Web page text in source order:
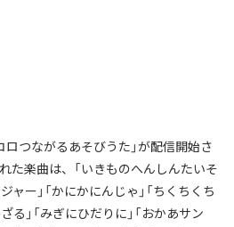
ロつながるあそびうた」が配信開始さ
た楽曲は、「いきものへんしんたいそ
ャー」「かにかにんじゃ」「ちくちくち
る」「みぎにひだりに」「おかあサン